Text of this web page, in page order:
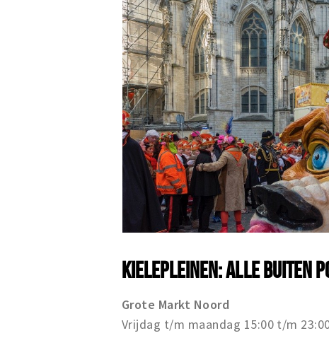
KIELEPLEINEN: ALLE BUITEN
Grote Markt Noord
Vrijdag t/m maandag 15:00 t/m